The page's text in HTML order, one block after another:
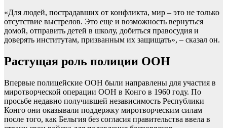
«Для людей, пострадавших от конфликта, мир – это не только
отсутствие выстрелов. Это еще и возможность вернуться
домой, отправить детей в школу, добиться правосудия и
доверять институтам, призванным их защищать», – сказал он.
Растущая роль полиции ООН
Впервые полицейские ООН были направлены для участия в
миротворческой операции ООН в Конго в 1960 году. По
просьбе недавно получившей независимость Республики
Конго они оказывали поддержку миротворческим силам
после того, как Бельгия без согласия правительства ввела в